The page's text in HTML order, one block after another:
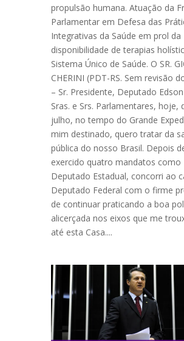
propulsão humana. Atuação da
Parlamentar em Defesa das
Integrativas da Saúde em prol da
disponibilidade de terapias
Sistema Único de Saúde. O SR.
CHERINI (PDT-RS. Sem revisão
– Sr. Presidente, Deputado
Sras. e Srs. Parlamentares, hoje,
julho, no tempo do Grande
mim destinado, quero tratar da
pública do nosso Brasil. Depois
exercido quatro mandatos como
Deputado Estadual, concorri ao
Deputado Federal com o firme
de continuar praticando a boa
alicerçada nos eixos que me
até esta Casa....